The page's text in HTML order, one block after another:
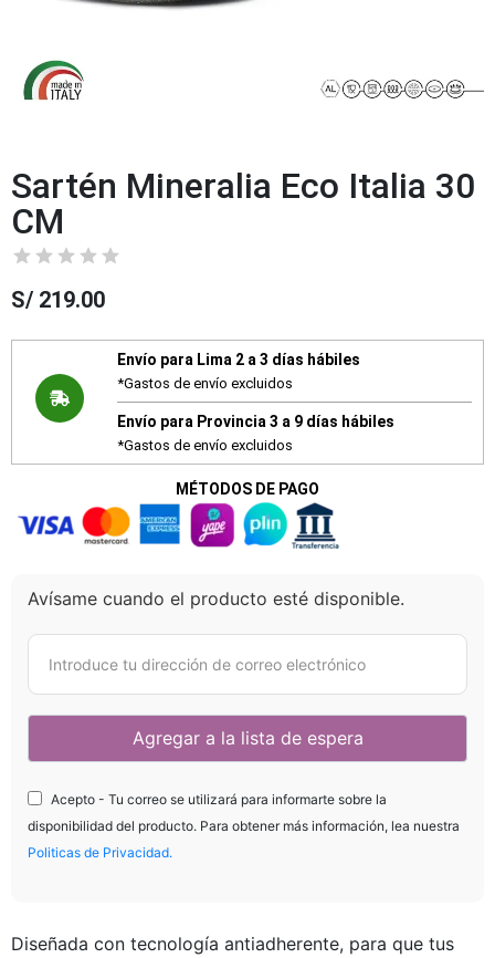
Sartén Mineralia Eco Italia 30
CM
S/ 219.00
Envío para Lima 2 a 3 días hábiles
*Gastos de envío excluidos
Envío para Provincia 3 a 9 días hábiles
*Gastos de envío excluidos
MÉTODOS DE PAGO
Avísame cuando el producto esté disponible.
Acepto - Tu correo se utilizará para informarte sobre la
disponibilidad del producto. Para obtener más información, lea nuestra
Politicas de Privacidad.
Diseñada con tecnología antiadherente, para que tus